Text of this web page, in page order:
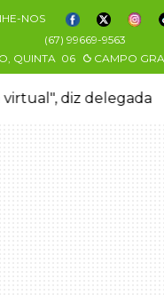
NOS
(67) 99669-9563
QUINTA 06 CAMPO
diz delegada